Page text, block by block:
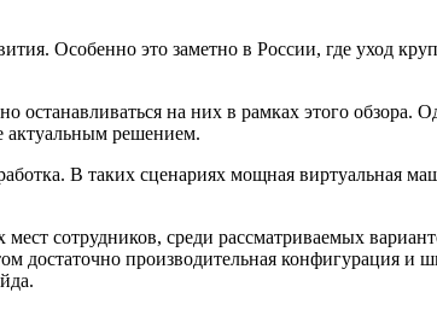
Особенно это заметно в России, где уход
на них в рамках этого
актуальным решением.
В таких сценариях мощная виртуальная
мест сотрудников, среди рассматриваемых
достаточно производительная конфигурация